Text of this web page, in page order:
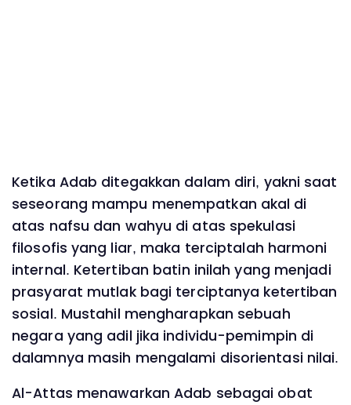
Ketika Adab ditegakkan dalam diri, yakni saat
seseorang mampu menempatkan akal di
atas nafsu dan wahyu di atas spekulasi
filosofis yang liar, maka terciptalah harmoni
internal. Ketertiban batin inilah yang menjadi
prasyarat mutlak bagi terciptanya ketertiban
sosial. Mustahil mengharapkan sebuah
negara yang adil jika individu-pemimpin di
dalamnya masih mengalami disorientasi nilai.
Al-Attas menawarkan Adab sebagai obat